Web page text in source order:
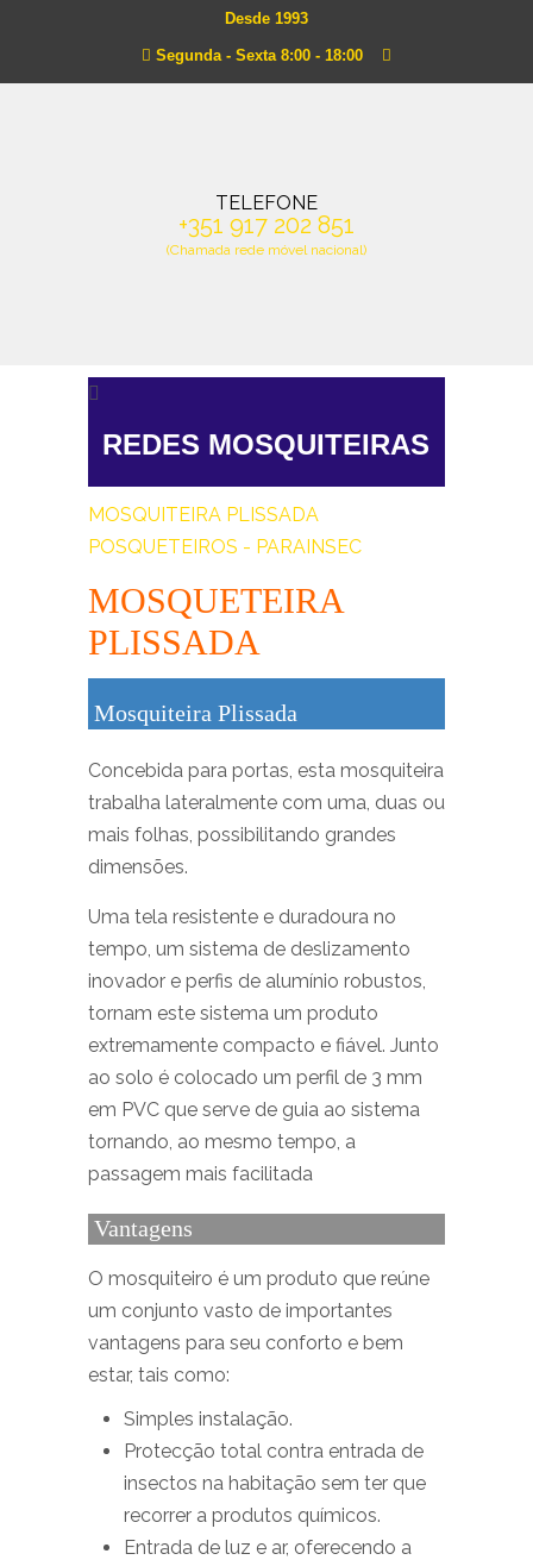
Desde 1993
Segunda - Sexta 8:00 - 18:00
TELEFONE
+351 917 202 851
(Chamada rede móvel nacional)
REDES MOSQUITEIRAS
MOSQUITEIRA PLISSADA
POSQUETEIROS - PARAINSEC
MOSQUETEIRA
PLISSADA
Mosquiteira Plissada
Concebida para portas, esta mosquiteira
trabalha lateralmente com uma, duas ou
mais folhas, possibilitando grandes
dimensões.
Uma tela resistente e duradoura no
tempo, um sistema de deslizamento
inovador e perfis de alumínio robustos,
tornam este sistema um produto
extremamente compacto e fiável. Junto
ao solo é colocado um perfil de 3 mm
em PVC que serve de guia ao sistema
tornando, ao mesmo tempo, a
passagem mais facilitada
Vantagens
O mosquiteiro é um produto que reúne
um conjunto vasto de importantes
vantagens para seu conforto e bem
estar, tais como:
Simples instalação.
Protecção total contra entrada de
insectos na habitação sem ter que
recorrer a produtos químicos.
Entrada de luz e ar, oferecendo a